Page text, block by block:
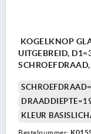
KOGELKNOP
UITGEBREID,
KLEUR